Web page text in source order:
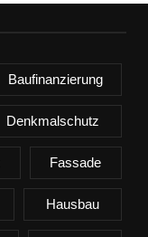
Baufinanzierung
Denkmalschutz
Fassade
Hausbau